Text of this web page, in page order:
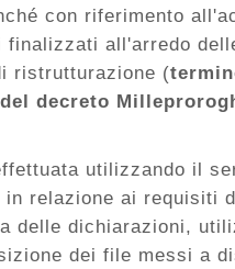
con riferimento
finalizzati all'arredo
ristrutturazione (
decreto
utilizzando il
in relazione ai requisiti
delle dichiarazioni,
dei file messi a